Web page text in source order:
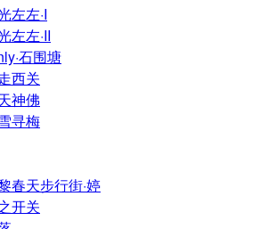
左左·I
左左·II
石围塘
西关
神佛
寻梅
春天步行街·婷
开关